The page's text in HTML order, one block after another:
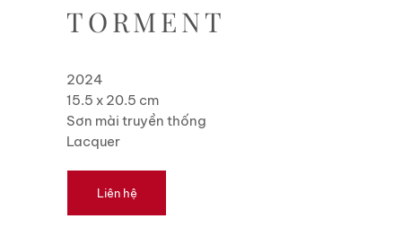
TORMENT
2024
15.5 x 20.5 cm
Sơn mài truyền thống
Lacquer
Liên hệ